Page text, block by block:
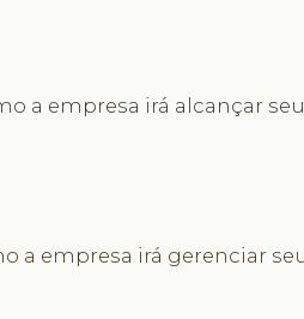
a empresa irá alcançar
empresa irá gerenciar